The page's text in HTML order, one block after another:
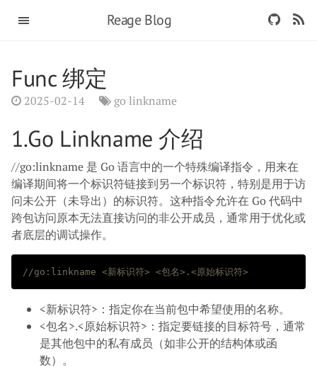
Reage Blog
Func 绑定
2025-02-14 go linkname
1.go Linkname 介绍
//go:linkname 是 Go 语言中的一个特殊编译指令，用来在
编译期间将一个标识符链接到另一个标识符，特别是用于访
问未公开（未导出）的标识符。这种指令允许在 Go 代码中
跨包访问原本无法直接访问的非公开成员，通常用于优化或
者底层的调试操作。
//go:linkname <新标识符> <包名>.<原始标识符>
<新标识符>：指定你在当前包中希望使用的名称。
<包名>.<原始标识符>：指定要链接的目标符号，通常
是其他包中的私有成员（如非公开的结构体或函
数）。